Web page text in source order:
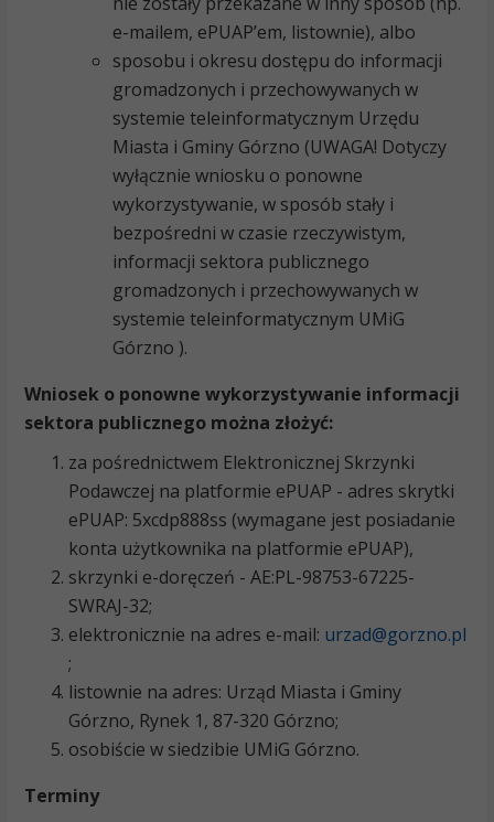
e-mailem, ePUAP’em, listownie), albo
sposobu i okresu dostępu do informacji
gromadzonych i przechowywanych w
systemie teleinformatycznym Urzędu
Miasta i Gminy Górzno (UWAGA! Dotyczy
wyłącznie wniosku o ponowne
wykorzystywanie, w sposób stały i
bezpośredni w czasie rzeczywistym,
informacji sektora publicznego
gromadzonych i przechowywanych w
systemie teleinformatycznym UMiG
Górzno ).
Wniosek o ponowne wykorzystywanie informacji
sektora publicznego można złożyć:
za pośrednictwem Elektronicznej Skrzynki
Podawczej na platformie ePUAP - adres skrytki
ePUAP: 5xcdp888ss (wymagane jest posiadanie
konta użytkownika na platformie ePUAP),
skrzynki e-doręczeń - AE:PL-98753-67225-
SWRAJ-32;
elektronicznie na adres e-mail: urzad@gorzno.pl
;
listownie na adres: Urząd Miasta i Gminy
Górzno, Rynek 1, 87-320 Górzno;
osobiście w siedzibie UMiG Górzno.
Terminy